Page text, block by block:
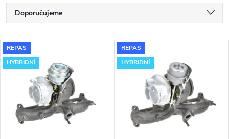
Ř
a
z
n
Doporučujeme
Nejdražší
Nejprodávanější
Abecedně
V
ý
p
REPAS
HYBRIDNÍ
REPAS
HYBRIDNÍ